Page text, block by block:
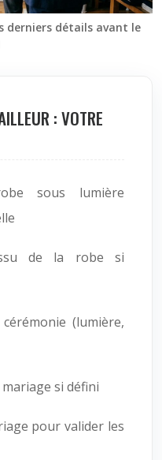
derniers détails avant le
: VOTRE
sous lumière
de la robe si
(lumière,
si défini
pour valider les